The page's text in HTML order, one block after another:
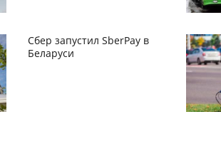
Сбер запустил SberPay в
Беларуси